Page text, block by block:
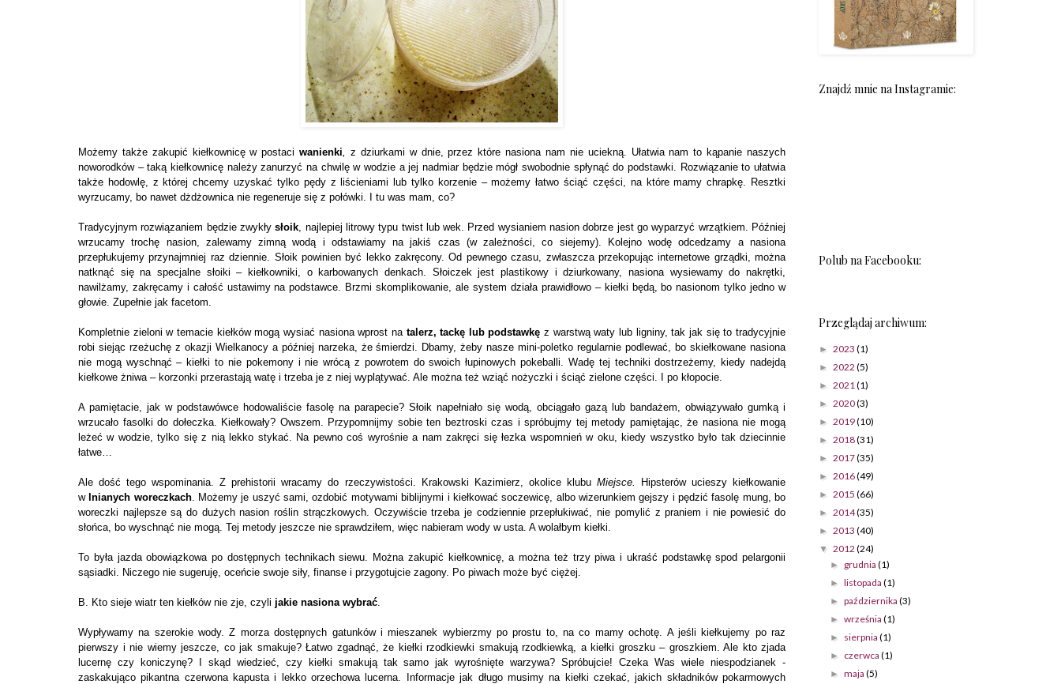
Możemy także zakupić kiełkownicę w postaciwanienki
z dziurkami w dnie, przez które nasiona nam nie uciekną. Ułatwia nam to kąpanie naszych
noworodków – taką kiełkownicę należy zanurzyć na chwilę w wodzie a jej nadmiar będzie mógł swobodnie spłynąć do podstawki. Rozwiązanie to ułatwia
także hodowlę, z której chcemy uzyskać tylko pędy z liścieniami lub tylko korzenie – możemy łatwo ściąć części, na które mamy chrapkę. Resztki
wyrzucamy, bo nawet dżdżownica nie regeneruje się z połówki. I tu was mam, co?
Tradycyjnym rozwiązaniem będzie zwykłysłoik , najlepiej litrowy typu twist lub wek. Przed wysianiem nasion dobrze jest go wyparzyć wrzątkiem. Później
wrzucamy trochę nasion, zalewamy zimną wodą i odstawiamy na jakiś czas (w zależności, co siejemy). Kolejno wodę odcedzamy a nasiona
przepłukujemy przynajmniej raz dziennie. Słoik powinien być lekko zakręcony. Od pewnego czasu, zwłaszcza przekopując internetowe grządki, można
natknąć się na specjalne słoiki – kiełkowniki, o karbowanych denkach. Słoiczek jest plastikowy i dziurkowany, nasiona wysiewamy do nakrętki,
nawilżamy, zakręcamy i całość ustawimy na podstawce. Brzmi skomplikowanie, ale system działa prawidłowo – kiełki będą, bo nasionom tylko jedno w
głowie. Zupełnie jak facetom.
Kompletnie zieloni w temacie kiełków mogą wysiać nasiona wprost na talerz, tackę lub podstawkę z warstwą waty lub ligniny, tak jak się to tradycyjnie
robi siejąc rzeżuchę z okazji Wielkanocy a później narzeka, że śmierdzi. Dbamy, żeby nasze mini-poletko regularnie podlewać, bo skiełkowane nasiona
nie mogą wyschnąć – kiełki to nie pokemony i nie wrócą z powrotem do swoich łupinowych pokeballi. Wadę tej techniki dostrzeżemy, kiedy nadejdą
kiełkowe żniwa – korzonki przerastają watę i trzeba je z niej wyplątywać. Ale można też wziąć nożyczki i ściąć zielone części. I po kłopocie.
A pamiętacie, jak w podstawówce hodowaliście fasolę na parapecie? Słoik napełniało się wodą, obciągało gazą lub bandażem, obwiązywało gumką i
wrzucało fasolki do dołeczka. Kiełkowały? Owszem. Przypomnijmy sobie ten beztroski czas i spróbujmy tej metody pamiętając, że nasiona nie mogą
leżeć w wodzie, tylko się z nią lekko stykać. Na pewno coś wyrośnie a nam zakręci się łezka wspomnień w oku, kiedy wszystko było tak dziecinnie
łatwe…
Ale dość tego wspominania. Z prehistorii wracamy do rzeczywistości. Krakowski Kazimierz, okolice klubu Miejsce.
Hipsterów ucieszy kiełkowanie
w lnianych woreczkach. Możemy je uszyć sami, ozdobić motywami biblijnymi i kiełkować soczewicę, albo wizerunkiem gejszy i pędzić fasolę mung, bo
woreczki najlepsze są do dużych nasion roślin strączkowych. Oczywiście trzeba je codziennie przepłukiwać, nie pomylić z praniem i nie powiesić do
słońca, bo wyschnąć nie mogą. Tej metody jeszcze nie sprawdziłem, więc nabieram wody w usta. A wolałbym kiełki.
To była jazda obowiązkowa po dostępnych technikach siewu. Można zakupić kiełkownicę, a można też trzy piwa i ukraść podstawkę spod pelargonii
sąsiadki. Niczego nie sugeruję, oceńcie swoje siły, finanse i przygotujcie zagony. Po piwach może być ciężej.
B. Kto sieje wiatr ten kiełków nie zje, czyli jakie nasiona wybrać
Wypływamy na szerokie wody. Z morza dostępnych gatunków i mieszanek wybierzmy po prostu to, na co mamy ochotę. A jeśli kiełkujemy po raz
pierwszy i nie wiemy jeszcze, co jak smakuje? Łatwo zgadnąć, że kiełki rzodkiewki smakują rzodkiewką, a kiełki groszku – groszkiem. Ale kto zjada
lucernę czy koniczynę? I skąd wiedzieć, czy kiełki smakują tak samo jak wyrośnięte warzywa? Spróbujcie! Czeka Was wiele niespodzianek -
zaskakująco pikantna czerwona kapusta i lekko orzechowa lucerna. Informacje jak długo musimy na kiełki czekać, jakich składników pokarmowych
Znajdź mnie na Instagramie:
Polub na Facebooku:
Przeglądaj archiwum:
► 2023 (1)
► 2022 (5)
► 2021 (1)
► 2020(3)
► 2019(10)
► 2018(31)
► 2017(35)
► 2016(49)
► 2015 (66)
► 2014(35)
► 2013 (40)
▼ 2012 (24)
► grudnia(1)
►listopada(1)
►października(3)
►września(1)
► sierpnia(1)
► czerwca(1)
►maja(5)